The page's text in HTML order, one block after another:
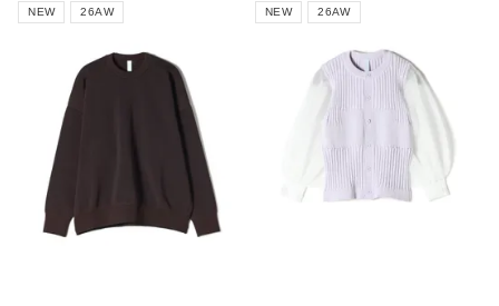
NEW 26AW NEW 26AW